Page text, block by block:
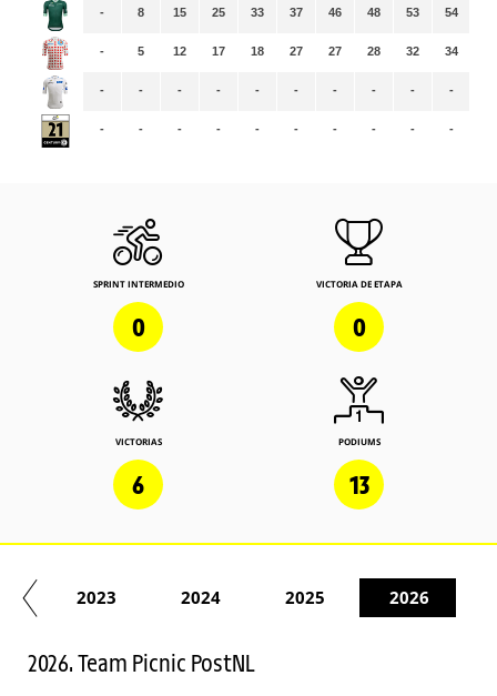
-
-
-
-
8
5
-
-
15
12
-
-
25
17
-
-
33
18
-
-
37
27
-
-
46
27
-
-
48
28
-
-
53
32
-
-
54
34
-
-
SPRINT INTERMEDIO
0
VICTORIA DE ETAPA
0
VICTORIAS
6
PODIUMS
13
2023 2024 2025 2026
2026. Team Picnic PostNL